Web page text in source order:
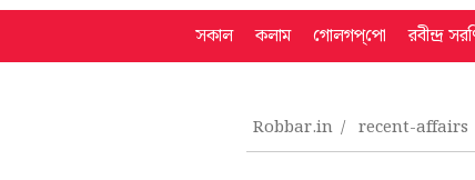
সকাল কলাম গোলগপ্‌পো রবীন্দ্র
Robbar.in recent-affairs